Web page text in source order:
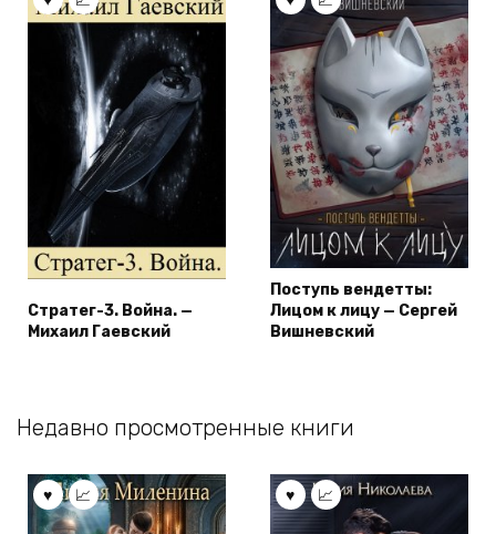
Стратег-3. Война. —
Михаил Гаевский
Поступь вендетты:
Лицом к лицу — Сергей
Вишневский
Недавно просмотренные книги